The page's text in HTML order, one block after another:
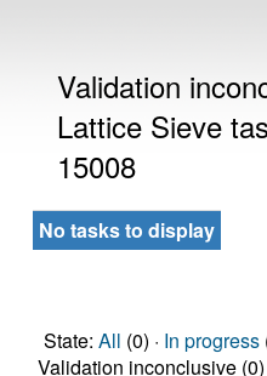
Validation
Lattice Sieve
15008
No tasks to display
State: All (0) · In progress
Validation inconclusive (0)